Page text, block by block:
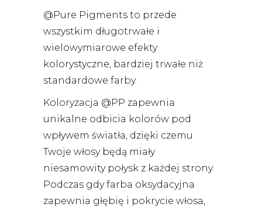
@Pure Pigments to przede
wszystkim długotrwałe i
wielowymiarowe efekty
kolorystyczne, bardziej trwałe niż
standardowe farby.
Koloryzacja @PP zapewnia
unikalne odbicia kolorów pod
wpływem światła, dzięki czemu
Twoje włosy będą miały
niesamowity połysk z każdej strony.
Podczas gdy farba oksydacyjna
zapewnia głębię i pokrycie włosa,